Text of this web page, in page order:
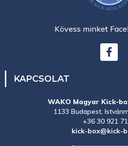
Kövess minket
KAPCSOLAT
WAKO Magyar Kick-
1133 Budapest,
+36 30 921
kick-box@kick-